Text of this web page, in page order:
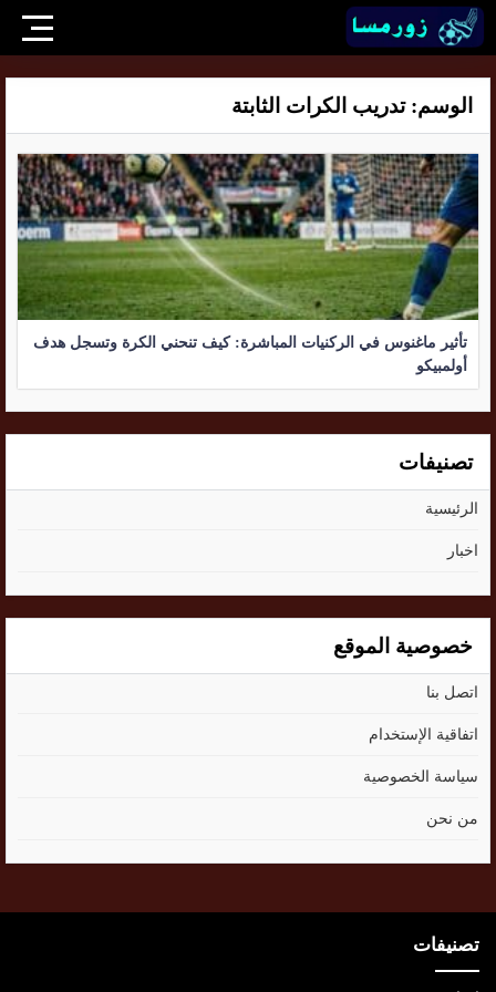
الوسم:تدريب الكرات الثابتة
تأثير ماغنوس في الركنيات المباشرة: كيف تنحني الكرة وتسجل هدف
أولمبيكو
تصنيفات
الرئيسية
اخبار
خصوصية الموقع
اتصل بنا
اتفاقية الإستخدام
سياسة الخصوصية
من نحن
تصنيفات